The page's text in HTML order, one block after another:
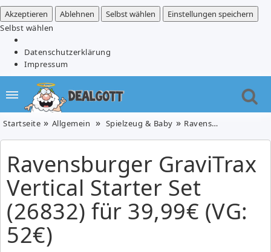
Akzeptieren
Ablehnen Selbst wählen
Einstellungen speichern
Selbst wählen
Datenschutzerklärung
Impressum
Startseite Allgemein Spielzeug & Baby Ravensburger GraviTrax Vertical Starter Set (26832) für 39,99€ (VG: 52€)
Ravensburger GraviTrax
Vertical Starter Set
(26832) für 39,99€ (VG:
52€)